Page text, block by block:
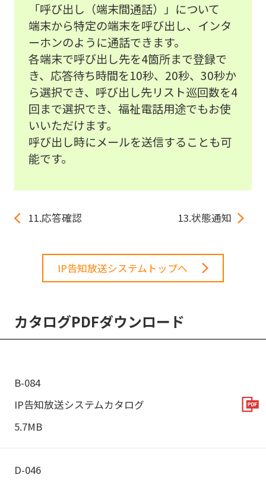
「呼び出し（端末間通話）」について
端末から特定の端末を呼び出し、インタ
ーホンのように通話できます。
各端末で呼び出し先を4箇所まで登録で
き、応答待ち時間を10秒、20秒、30秒か
ら選択でき、呼び出し先リスト巡回数を4
回まで選択でき、福祉電話用途でもお使
いいただけます。
呼び出し時にメールを送信することも可
能です。
11.応答確認 13.状態通知
IP告知放送システムトップへ
カタログPDFダウンロード
B-084
IP告知放送システムカタログ
5.7MB
D-046